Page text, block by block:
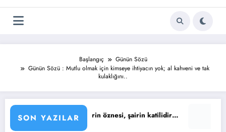
Başlangıç
Günün Sözü
Günün Sözü : Mutlu olmak için kimseye ihtiyacın yok; al kahveni ve tak
kulaklığını..
SON YAZILAR
: Şiirin öznesi, şairin katilidir… Günün Sözü : Yaşıyoruz